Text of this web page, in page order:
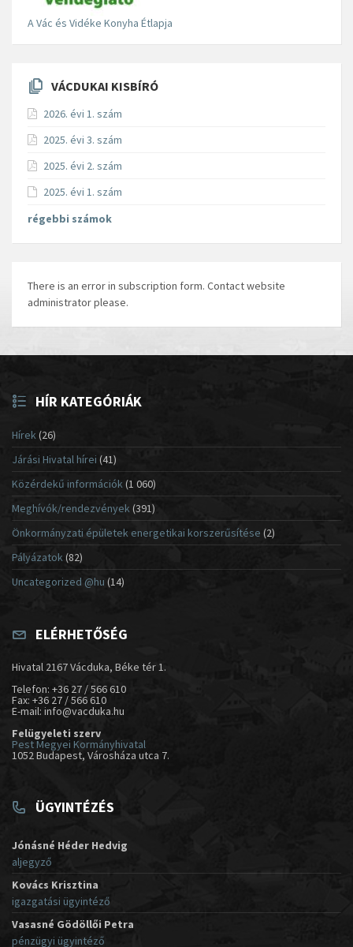
A Vác és Vidéke Konyha Étlapja
VÁCDUKAI KISBÍRÓ
2026. évi 1. szám
2025. évi 3. szám
2025. évi 2. szám
2025. évi 1. szám
régebbi számok
There is an error in subscription form. Contact website
administrator please.
HÍR KATEGÓRIÁK
Hírek(26)
Járási Hivatal hírei (41)
Közérdekű információk(1 060)
Meghívók/rendezvények (391)
Önkormányzati épületek energetikai korszerűsítése (2)
Pályázatok (82)
Uncategorized @hu (14)
ELÉRHETŐSÉG
Hivatal 2167 Vácduka, Béke tér 1.
Telefon: +36 27 / 566 610
Fax: +36 27 / 566 610
E-mail: info@vacduka.hu
Felügyeleti szerv
Pest Megyei Kormányhivatal
1052 Budapest, Városháza utca 7.
ÜGYINTÉZÉS
Jónásné Héder Hedvig
aljegyző
Kovács Krisztina
igazgatási ügyintéző
Vasasné Gödöllői Petra
pénzügyi ügyintéző